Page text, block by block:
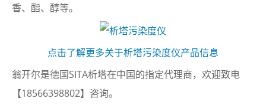
香、酯、醇等。
点击了解更多关于析塔污染度仪产品信息
翁开尔是德国SITA析塔在中国的指定代理商，欢迎致电
【18566398802】咨询。